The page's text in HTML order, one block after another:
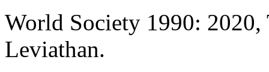
World Society 1990: 2020,
Leviathan.